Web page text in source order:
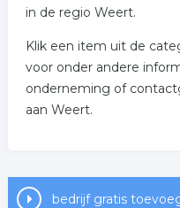
in de regio Weert.
Klik een item uit de
voor onder andere
onderneming of
aan Weert.
bedrijf gratis